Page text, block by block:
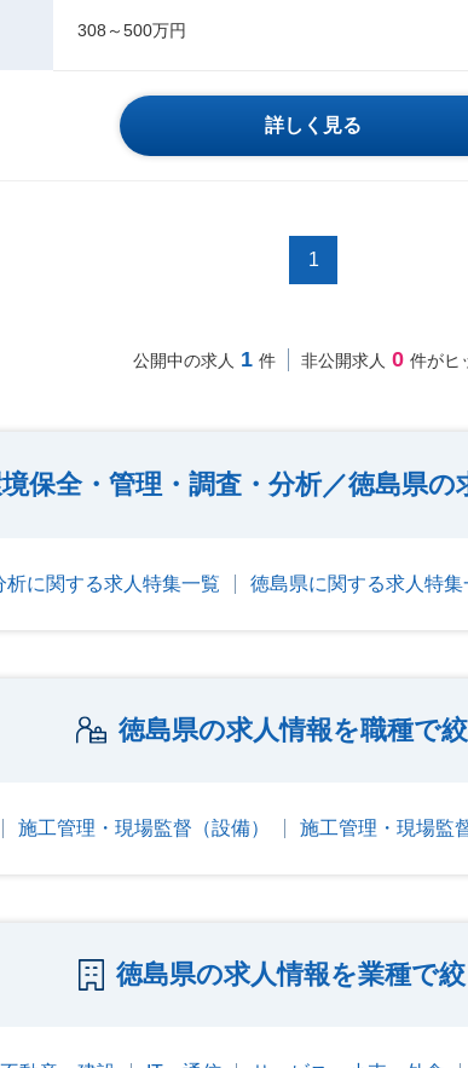
308～500万円
詳しく見る
1
公開中の求人 1 件 非公開求人 0 件がヒ
保全・管理・調査・分析／徳島県の
に関する求人特集一覧 徳島県に関する求人特集
徳島県の求人情報を職種で
施工管理・現場監督（設備） 施工管理・現場監
徳島県の求人情報を業種で